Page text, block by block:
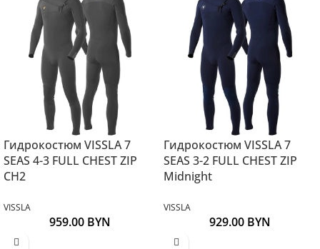
Гидрокостюм VISSLA 7
SEAS 4-3 FULL CHEST ZIP
CH2
VISSLA
959.00 BYN
Гидрокостюм VISSLA 7
SEAS 3-2 FULL CHEST ZIP
Midnight
VISSLA
929.00 BYN